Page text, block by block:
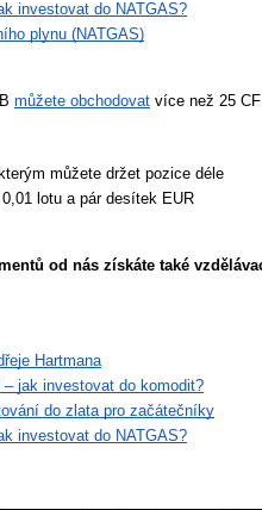
investovat do NATGAS?
plynu (NATGAS)
můžete obchodovat více než 25
můžete držet pozice déle
lotu a pár desítek EUR
od nás získáte také
Hartmana
jak investovat do komodit?
do zlata pro začátečníky
investovat do NATGAS?